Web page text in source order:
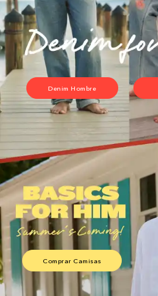
Denim Hombre
Comprar Camisas